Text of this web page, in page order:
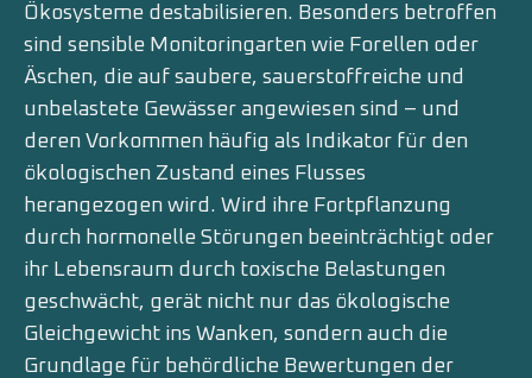
Ökosysteme destabilisieren. Besonders betroffen
sind sensible Monitoringarten wie Forellen oder
Äschen, die auf saubere, sauerstoffreiche und
unbelastete Gewässer angewiesen sind – und
deren Vorkommen häufig als Indikator für den
ökologischen Zustand eines Flusses
herangezogen wird. Wird ihre Fortpflanzung
durch hormonelle Störungen beeinträchtigt oder
ihr Lebensraum durch toxische Belastungen
geschwächt, gerät nicht nur das ökologische
Gleichgewicht ins Wanken, sondern auch die
Grundlage für behördliche Bewertungen der